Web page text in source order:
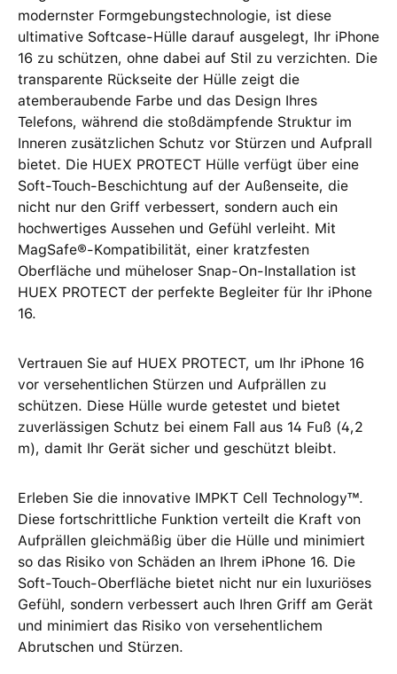
modernster Formgebungstechnologie, ist diese
ultimative Softcase-Hülle darauf ausgelegt, Ihr iPhone
16 zu schützen, ohne dabei auf Stil zu verzichten. Die
transparente Rückseite der Hülle zeigt die
atemberaubende Farbe und das Design Ihres
Telefons, während die stoßdämpfende Struktur im
Inneren zusätzlichen Schutz vor Stürzen und Aufprall
bietet. Die HUEX PROTECT Hülle verfügt über eine
Soft-Touch-Beschichtung auf der Außenseite, die
nicht nur den Griff verbessert, sondern auch ein
hochwertiges Aussehen und Gefühl verleiht. Mit
MagSafe®-Kompatibilität, einer kratzfesten
Oberfläche und müheloser Snap-On-Installation ist
HUEX PROTECT der perfekte Begleiter für Ihr iPhone
16.
Vertrauen Sie auf HUEX PROTECT, um Ihr iPhone 16
vor versehentlichen Stürzen und Aufprällen zu
schützen. Diese Hülle wurde getestet und bietet
zuverlässigen Schutz bei einem Fall aus 14 Fuß (4,2
m), damit Ihr Gerät sicher und geschützt bleibt.
Erleben Sie die innovative IMPKT Cell Technology™.
Diese fortschrittliche Funktion verteilt die Kraft von
Aufprällen gleichmäßig über die Hülle und minimiert
so das Risiko von Schäden an Ihrem iPhone 16. Die
Soft-Touch-Oberfläche bietet nicht nur ein luxuriöses
Gefühl, sondern verbessert auch Ihren Griff am Gerät
und minimiert das Risiko von versehentlichem
Abrutschen und Stürzen.